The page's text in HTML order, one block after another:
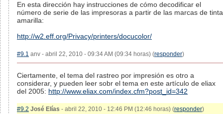
En esta dirección hay instrucciones de cómo decodificar el
número de serie de las impresoras a partir de las marcas de tinta
amarilla:
http://w2.eff.org/Privacy/printers/docucolor/
#9.1 anv - abril 22, 2010 - 09:34 AM (09:34 horas) (responder)
Ciertamente, el tema del rastreo por impresión es otro a
considerar, y pueden leer sobr el tema en este artículo de eliax
del 2005: http://www.eliax.com/index.cfm?post_id=342
#9.2 José Elías - abril 22, 2010 - 12:46 PM (12:46 horas) (responder)